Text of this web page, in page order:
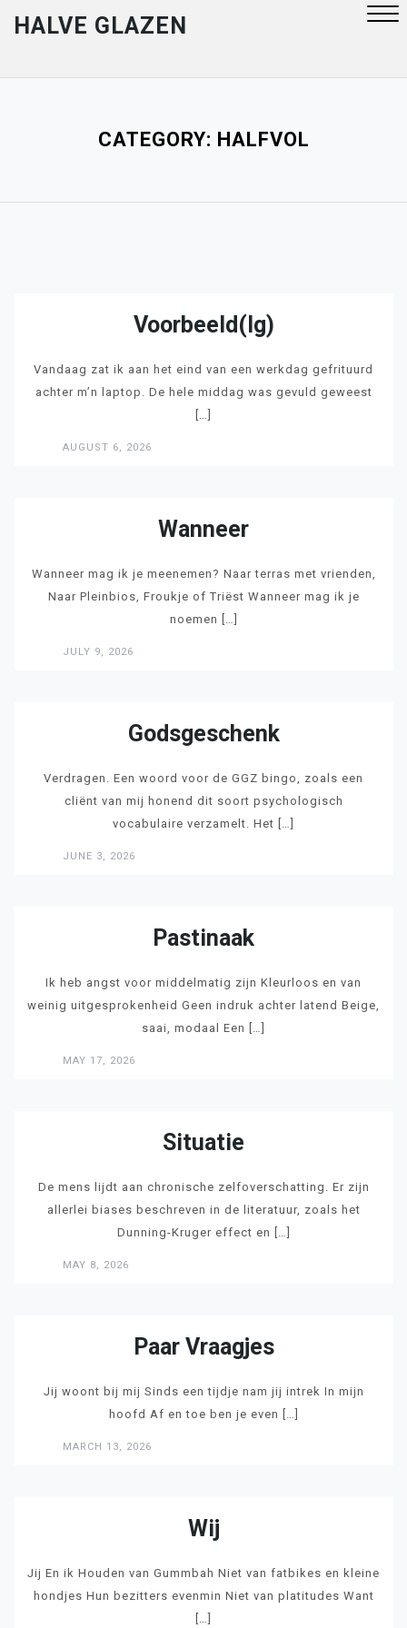
HALVE GLAZEN
CATEGORY: HALFVOL
Voorbeeld(ig)
Vandaag zat ik aan het eind van een werkdag gefrituurd
achter m’n laptop. De hele middag was gevuld geweest
[…]
AUGUST 6, 2026
Wanneer
Wanneer mag ik je meenemen? Naar terras met vrienden,
Naar Pleinbios, Froukje of Triëst Wanneer mag ik je
noemen […]
JULY 9, 2026
Godsgeschenk
Verdragen. Een woord voor de GGZ bingo, zoals een
cliënt van mij honend dit soort psychologisch
vocabulaire verzamelt. Het […]
JUNE 3, 2026
Pastinaak
Ik heb angst voor middelmatig zijn Kleurloos en van
weinig uitgesprokenheid Geen indruk achter latend Beige,
saai, modaal Een […]
MAY 17, 2026
Situatie
De mens lijdt aan chronische zelfoverschatting. Er zijn
allerlei biases beschreven in de literatuur, zoals het
Dunning-Kruger effect en […]
MAY 8, 2026
Paar Vraagjes
Jij woont bij mij Sinds een tijdje nam jij intrek In mijn
hoofd Af en toe ben je even […]
MARCH 13, 2026
Wij
Jij En ik Houden van Gummbah Niet van fatbikes en kleine
hondjes Hun bezitters evenmin Niet van platitudes Want
[…]